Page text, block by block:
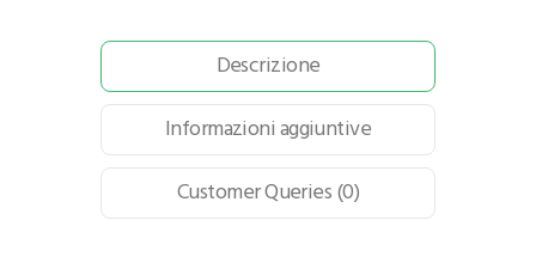
Descrizione
Informazioni aggiuntive
Customer Queries (0)